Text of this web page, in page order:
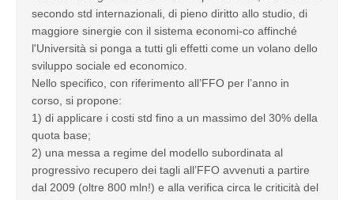
secondo std internazionali, di pieno diritto allo studio, di
maggiore sinergie con il sistema economi-co affinché
l'Università si ponga a tutti gli effetti come un volano dello
sviluppo sociale ed economico.
Nello specifico, con riferimento all’FFO per l’anno in
corso, si propone:
1) di applicare i costi std fino a un massimo del 30% della
quota base;
2) una messa a regime del modello subordinata al
progressivo recupero dei tagli all’FFO avvenuti a partire
dal 2009 (oltre 800 mln!) e alla verifica circa le criticità del